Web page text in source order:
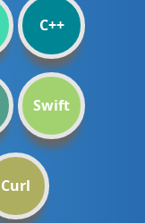
C++
Swift
Curl